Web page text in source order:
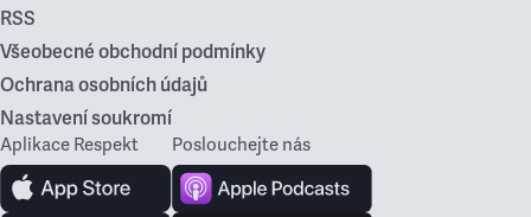
RSS
Všeobecné obchodní podmínky
Ochrana osobních údajů
Nastavení soukromí
Aplikace Respekt Poslouchejte nás